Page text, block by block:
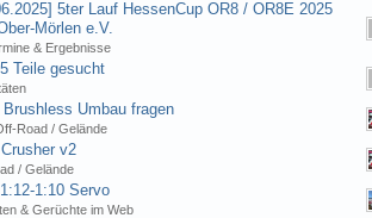
5ter Lauf HessenCup OR8 / OR8E 2025
Mörlen e.V.
& Ergebnisse
Teile gesucht
Brushless Umbau fragen
Road / Gelände
v2
/ Gelände
1:10 Servo
& Gerüchte im Web